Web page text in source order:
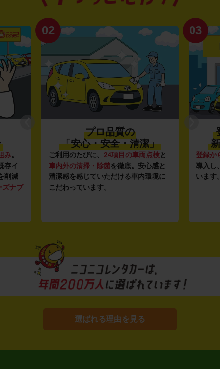
み。
存イ
削減
ズナブ
02
プロ品質の
「安心・安全・清潔」
ご利用のたびに、 24項目の車両点検と
車内外の清掃・除菌を徹底。安心感と
清潔感を感じていただける車内環境に
こだわっています。
03
登録か
導入し
います
選ばれる理由を見る